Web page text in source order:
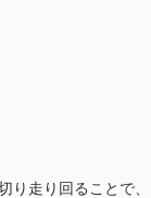
り走り回ることで、